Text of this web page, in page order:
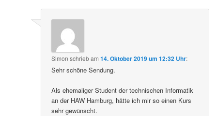
Simon schriebam14. Oktober 2019 um 12:32 Uhr:
Sehr schöne Sendung.
Als ehemaliger Student der technischen Informatik
an der HAW Hamburg, hätte ich mir so einen Kurs
sehr gewünscht.